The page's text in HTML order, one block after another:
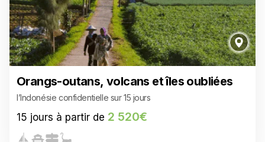
Orangs-outans, volcans et îles oubliées
l’Indonésie confidentielle sur 15 jours
15 jours à partir de 2 520€